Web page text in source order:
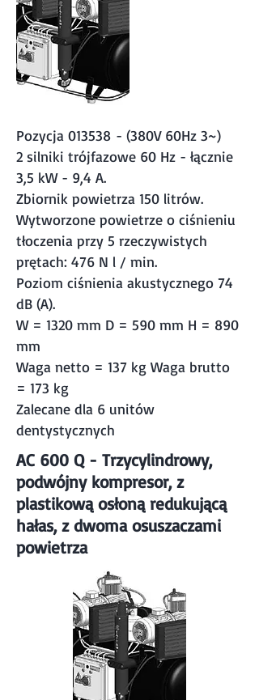
Pozycja 013538 - (380V 60Hz 3~)
2 silniki trójfazowe 60 Hz - łącznie
3,5 kW - 9,4 A.
Zbiornik powietrza 150 litrów.
Wytworzone powietrze o ciśnieniu
tłoczenia przy 5 rzeczywistych
prętach: 476 N l / min.
Poziom ciśnienia akustycznego 74
dB (A).
W = 1320 mm D = 590 mm H = 890
mm
Waga netto = 137 kg Waga brutto
= 173 kg
Zalecane dla 6 unitów
dentystycznych
AC 600 Q - Trzycylindrowy,
podwójny kompresor, z
plastikową osłoną redukującą
hałas, z dwoma osuszaczami
powietrza